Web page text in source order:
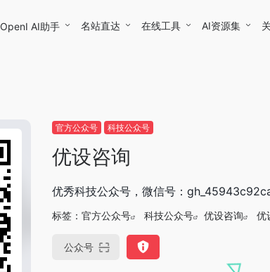
OpenI AI助手 名站直达 在线工具 AI资源集
官方公众号 科技公众号
优设咨询
优秀科技公众号，微信号：
标签： 官方公众号 科技公众号 优设咨询 优
公众号